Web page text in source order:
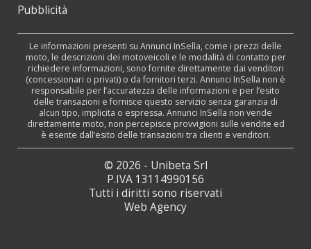
Pubblicità
Le informazioni presenti su Annunci InSella, come i prezzi delle
moto, le descrizioni dei motoveicoli e le modalità di contatto per
richiedere informazioni, sono fornite direttamente dai venditori
(concessionari o privati) o da fornitori terzi. Annunci InSella non è
responsabile per l’accuratezza delle informazioni e per l’esito
delle transazioni e fornisce questo servizio senza garanzia di
alcun tipo, implicita o espressa. Annunci InSella non vende
direttamente moto, non percepisce provvigioni sulle vendite ed
è esente dall’esito delle transazioni tra clienti e venditori.
© 2026 - Unibeta Srl
P.IVA 13114990156
Tutti i diritti sono riservati
Web Agency